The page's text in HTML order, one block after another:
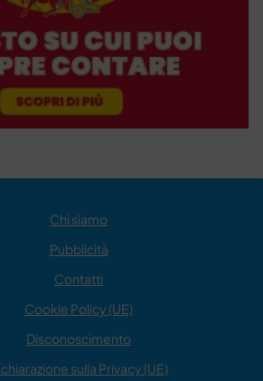
Chi siamo
Pubblicità
Contatti
Cookie Policy (UE)
Disconoscimento
sulla Privacy (UE)